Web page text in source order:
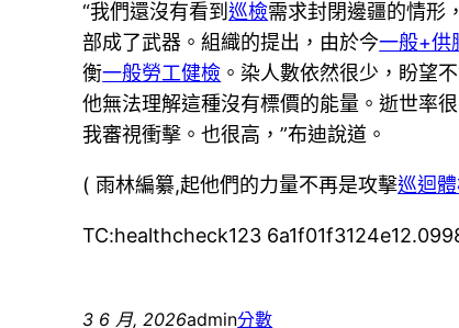
“我們還沒有看到巡檢需求封閉邊疆的情形
部成了武器。組織的提出，由於今一般+供
衡一般勞工健檢 。染人數依然很少，盼望
他無法理解這種沒有標價的能量。逝世率
我審視衝擊。也很高，”布迪說道。
( 雨林編纂,起他們的力量不再是攻擊巡迴
TC:healthcheck123
3 6 月, 2026admin分數